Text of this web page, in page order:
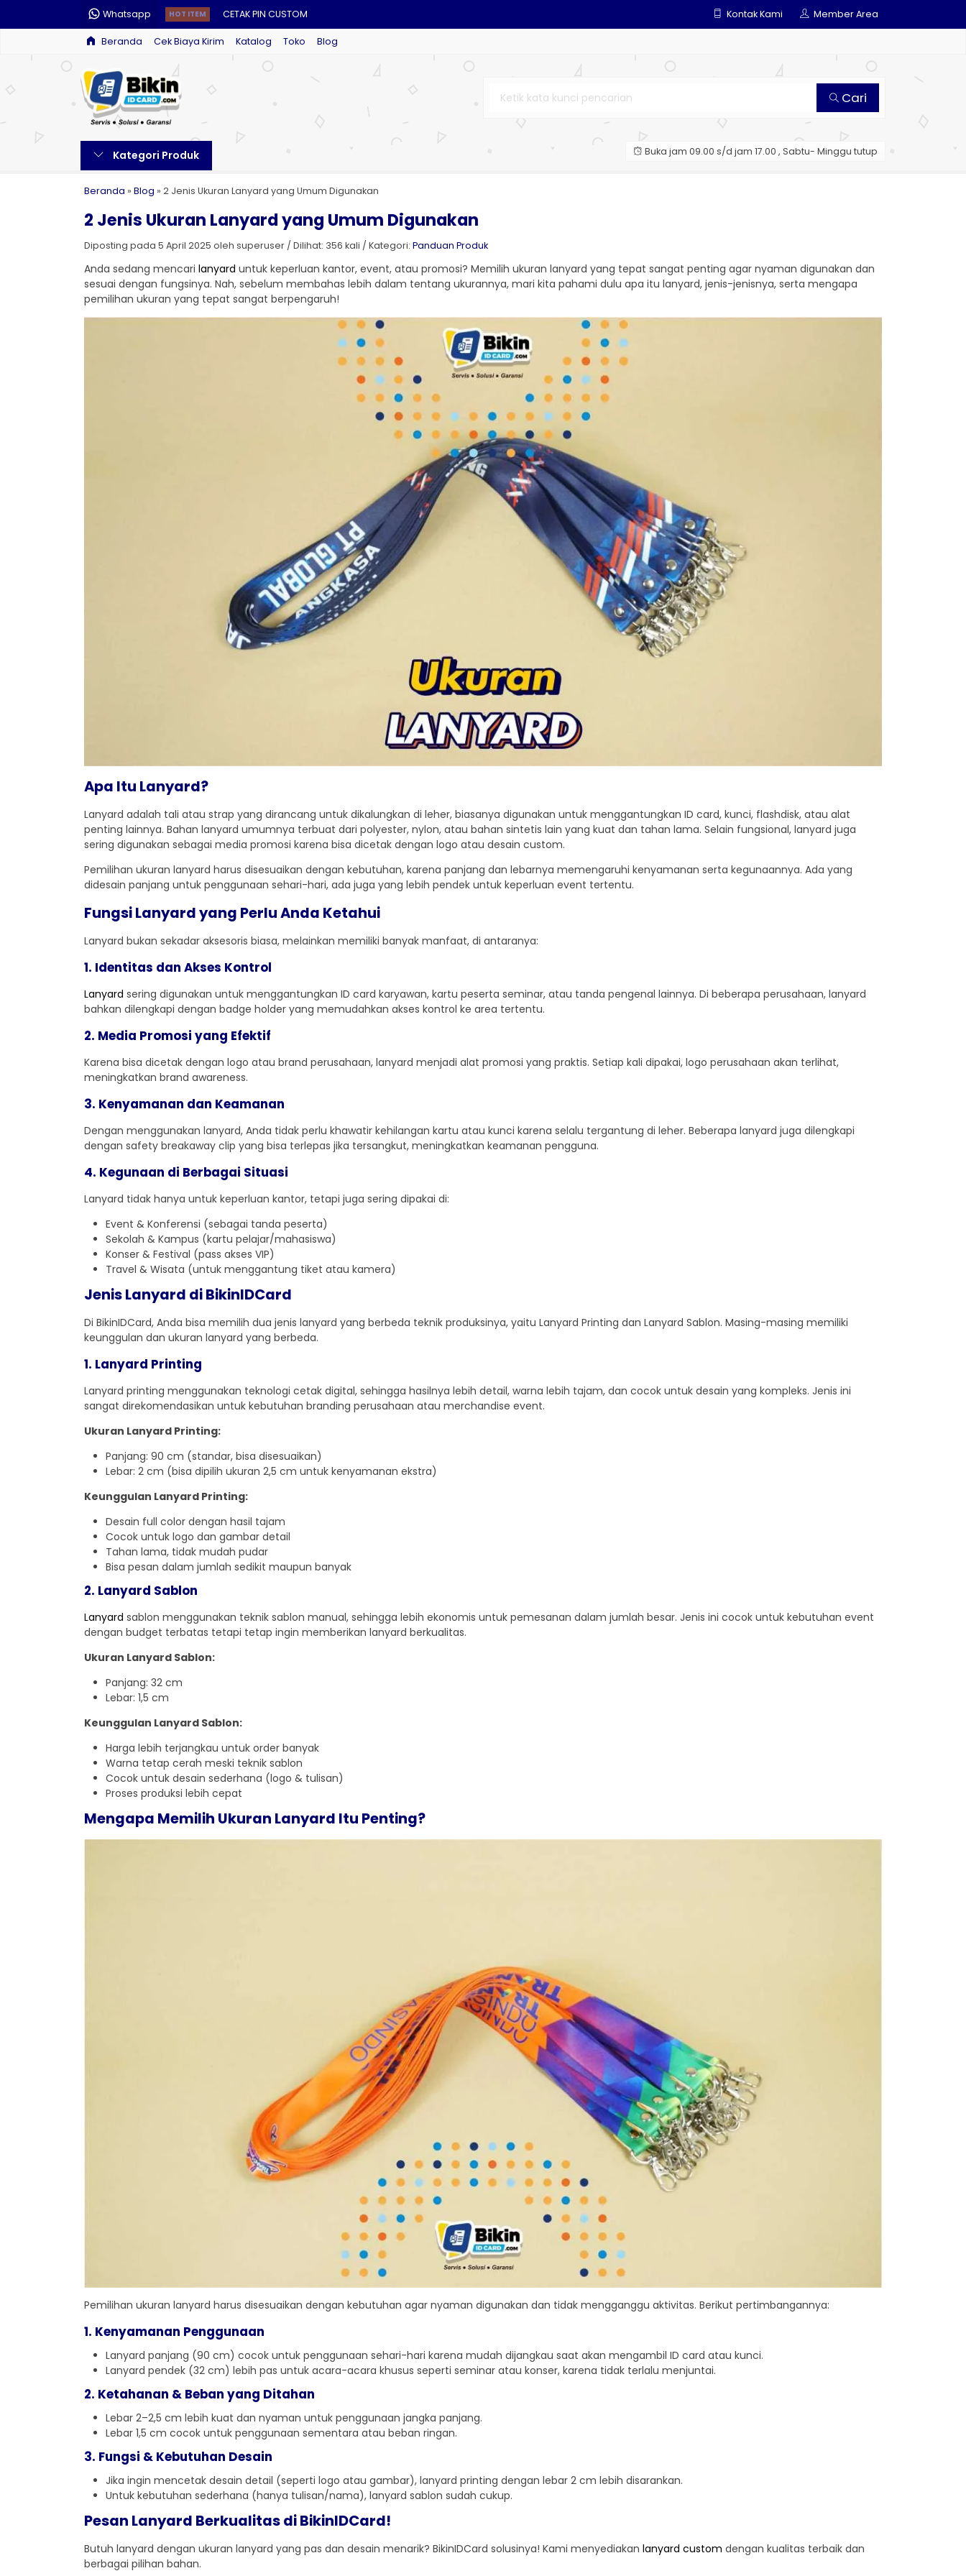
Whatsapp HOT ITEM CETAK PIN CUSTOM
STOPMAP CUSTOM
PAKET LANYARD
CETAK SERTIFIKAT
CETAK E-MONEY CUSTOM
TUMBLER CUSTOM
Kontak Kami Member Area
Beranda Cek Biaya Kirim Katalog Toko Blog
Cari
Kategori Produk Buka jam 09.00 s/d jam 17.00 , Sabtu- Minggu tutup
Beranda » Blog » 2 Jenis Ukuran Lanyard yang Umum Digunakan
2 Jenis Ukuran Lanyard yang Umum Digunakan
Diposting pada 5 April 2025 oleh superuser / Dilihat: 356 kali / Kategori: Panduan Produk
Anda sedang mencari lanyard untuk keperluan kantor, event, atau promosi? Memilih ukuran lanyard yang tepat sangat penting agar nyaman digunakan dan
sesuai dengan fungsinya. Nah, sebelum membahas lebih dalam tentang ukurannya, mari kita pahami dulu apa itu lanyard, jenis-jenisnya, serta mengapa
pemilihan ukuran yang tepat sangat berpengaruh!
Apa Itu Lanyard?
Lanyard adalah tali atau strap yang dirancang untuk dikalungkan di leher, biasanya digunakan untuk menggantungkan ID card, kunci, flashdisk, atau alat
penting lainnya. Bahan lanyard umumnya terbuat dari polyester, nylon, atau bahan sintetis lain yang kuat dan tahan lama. Selain fungsional, lanyard juga
sering digunakan sebagai media promosi karena bisa dicetak dengan logo atau desain custom.
Pemilihan ukuran lanyard harus disesuaikan dengan kebutuhan, karena panjang dan lebarnya memengaruhi kenyamanan serta kegunaannya. Ada yang
didesain panjang untuk penggunaan sehari-hari, ada juga yang lebih pendek untuk keperluan event tertentu.
Fungsi Lanyard yang Perlu Anda Ketahui
Lanyard bukan sekadar aksesoris biasa, melainkan memiliki banyak manfaat, di antaranya:
1. Identitas dan Akses Kontrol
Lanyard sering digunakan untuk menggantungkan ID card karyawan, kartu peserta seminar, atau tanda pengenal lainnya. Di beberapa perusahaan, lanyard
bahkan dilengkapi dengan badge holder yang memudahkan akses kontrol ke area tertentu.
2. Media Promosi yang Efektif
Karena bisa dicetak dengan logo atau brand perusahaan, lanyard menjadi alat promosi yang praktis. Setiap kali dipakai, logo perusahaan akan terlihat,
meningkatkan brand awareness.
3. Kenyamanan dan Keamanan
Dengan menggunakan lanyard, Anda tidak perlu khawatir kehilangan kartu atau kunci karena selalu tergantung di leher. Beberapa lanyard juga dilengkapi
dengan safety breakaway clip yang bisa terlepas jika tersangkut, meningkatkan keamanan pengguna.
4. Kegunaan di Berbagai Situasi
Lanyard tidak hanya untuk keperluan kantor, tetapi juga sering dipakai di:
Event & Konferensi (sebagai tanda peserta)
Sekolah & Kampus (kartu pelajar/mahasiswa)
Konser & Festival (pass akses VIP)
Travel & Wisata (untuk menggantung tiket atau kamera)
Jenis Lanyard di BikinIDCard
Di BikinIDCard, Anda bisa memilih dua jenis lanyard yang berbeda teknik produksinya, yaitu Lanyard Printing dan Lanyard Sablon. Masing-masing memiliki
keunggulan dan ukuran lanyard yang berbeda.
1. Lanyard Printing
Lanyard printing menggunakan teknologi cetak digital, sehingga hasilnya lebih detail, warna lebih tajam, dan cocok untuk desain yang kompleks. Jenis ini
sangat direkomendasikan untuk kebutuhan branding perusahaan atau merchandise event.
Ukuran Lanyard Printing:
Panjang: 90 cm (standar, bisa disesuaikan)
Lebar: 2 cm (bisa dipilih ukuran 2,5 cm untuk kenyamanan ekstra)
Keunggulan Lanyard Printing:
Desain full color dengan hasil tajam
Cocok untuk logo dan gambar detail
Tahan lama, tidak mudah pudar
Bisa pesan dalam jumlah sedikit maupun banyak
2. Lanyard Sablon
Lanyard sablon menggunakan teknik sablon manual, sehingga lebih ekonomis untuk pemesanan dalam jumlah besar. Jenis ini cocok untuk kebutuhan event
dengan budget terbatas tetapi tetap ingin memberikan lanyard berkualitas.
Ukuran Lanyard Sablon:
Panjang: 32 cm
Lebar: 1,5 cm
Keunggulan Lanyard Sablon:
Harga lebih terjangkau untuk order banyak
Warna tetap cerah meski teknik sablon
Cocok untuk desain sederhana (logo & tulisan)
Proses produksi lebih cepat
Mengapa Memilih Ukuran Lanyard Itu Penting?
Pemilihan ukuran lanyard harus disesuaikan dengan kebutuhan agar nyaman digunakan dan tidak mengganggu aktivitas. Berikut pertimbangannya:
1. Kenyamanan Penggunaan
Lanyard panjang (90 cm) cocok untuk penggunaan sehari-hari karena mudah dijangkau saat akan mengambil ID card atau kunci.
Lanyard pendek (32 cm) lebih pas untuk acara-acara khusus seperti seminar atau konser, karena tidak terlalu menjuntai.
2. Ketahanan & Beban yang Ditahan
Lebar 2–2,5 cm lebih kuat dan nyaman untuk penggunaan jangka panjang.
Lebar 1,5 cm cocok untuk penggunaan sementara atau beban ringan.
3. Fungsi & Kebutuhan Desain
Jika ingin mencetak desain detail (seperti logo atau gambar), lanyard printing dengan lebar 2 cm lebih disarankan.
Untuk kebutuhan sederhana (hanya tulisan/nama), lanyard sablon sudah cukup.
Pesan Lanyard Berkualitas di BikinIDCard!
Butuh lanyard dengan ukuran lanyard yang pas dan desain menarik? BikinIDCard solusinya! Kami menyediakan lanyard custom dengan kualitas terbaik dan
berbagai pilihan bahan.